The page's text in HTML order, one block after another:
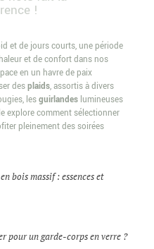
!
et de jours courts, une période
et de confort dans nos
en un havre de paix
desplaids, assortis à divers
lesguirlandeslumineuses
explore comment sélectionner
pleinement des soirées
bois massif : essences et
pour un garde-corps en verre ?